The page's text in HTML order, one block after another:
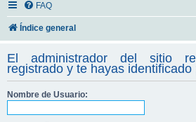
FAQ
Índice general
El administrador del sitio
registrado y te hayas
Nombre de Usuario: